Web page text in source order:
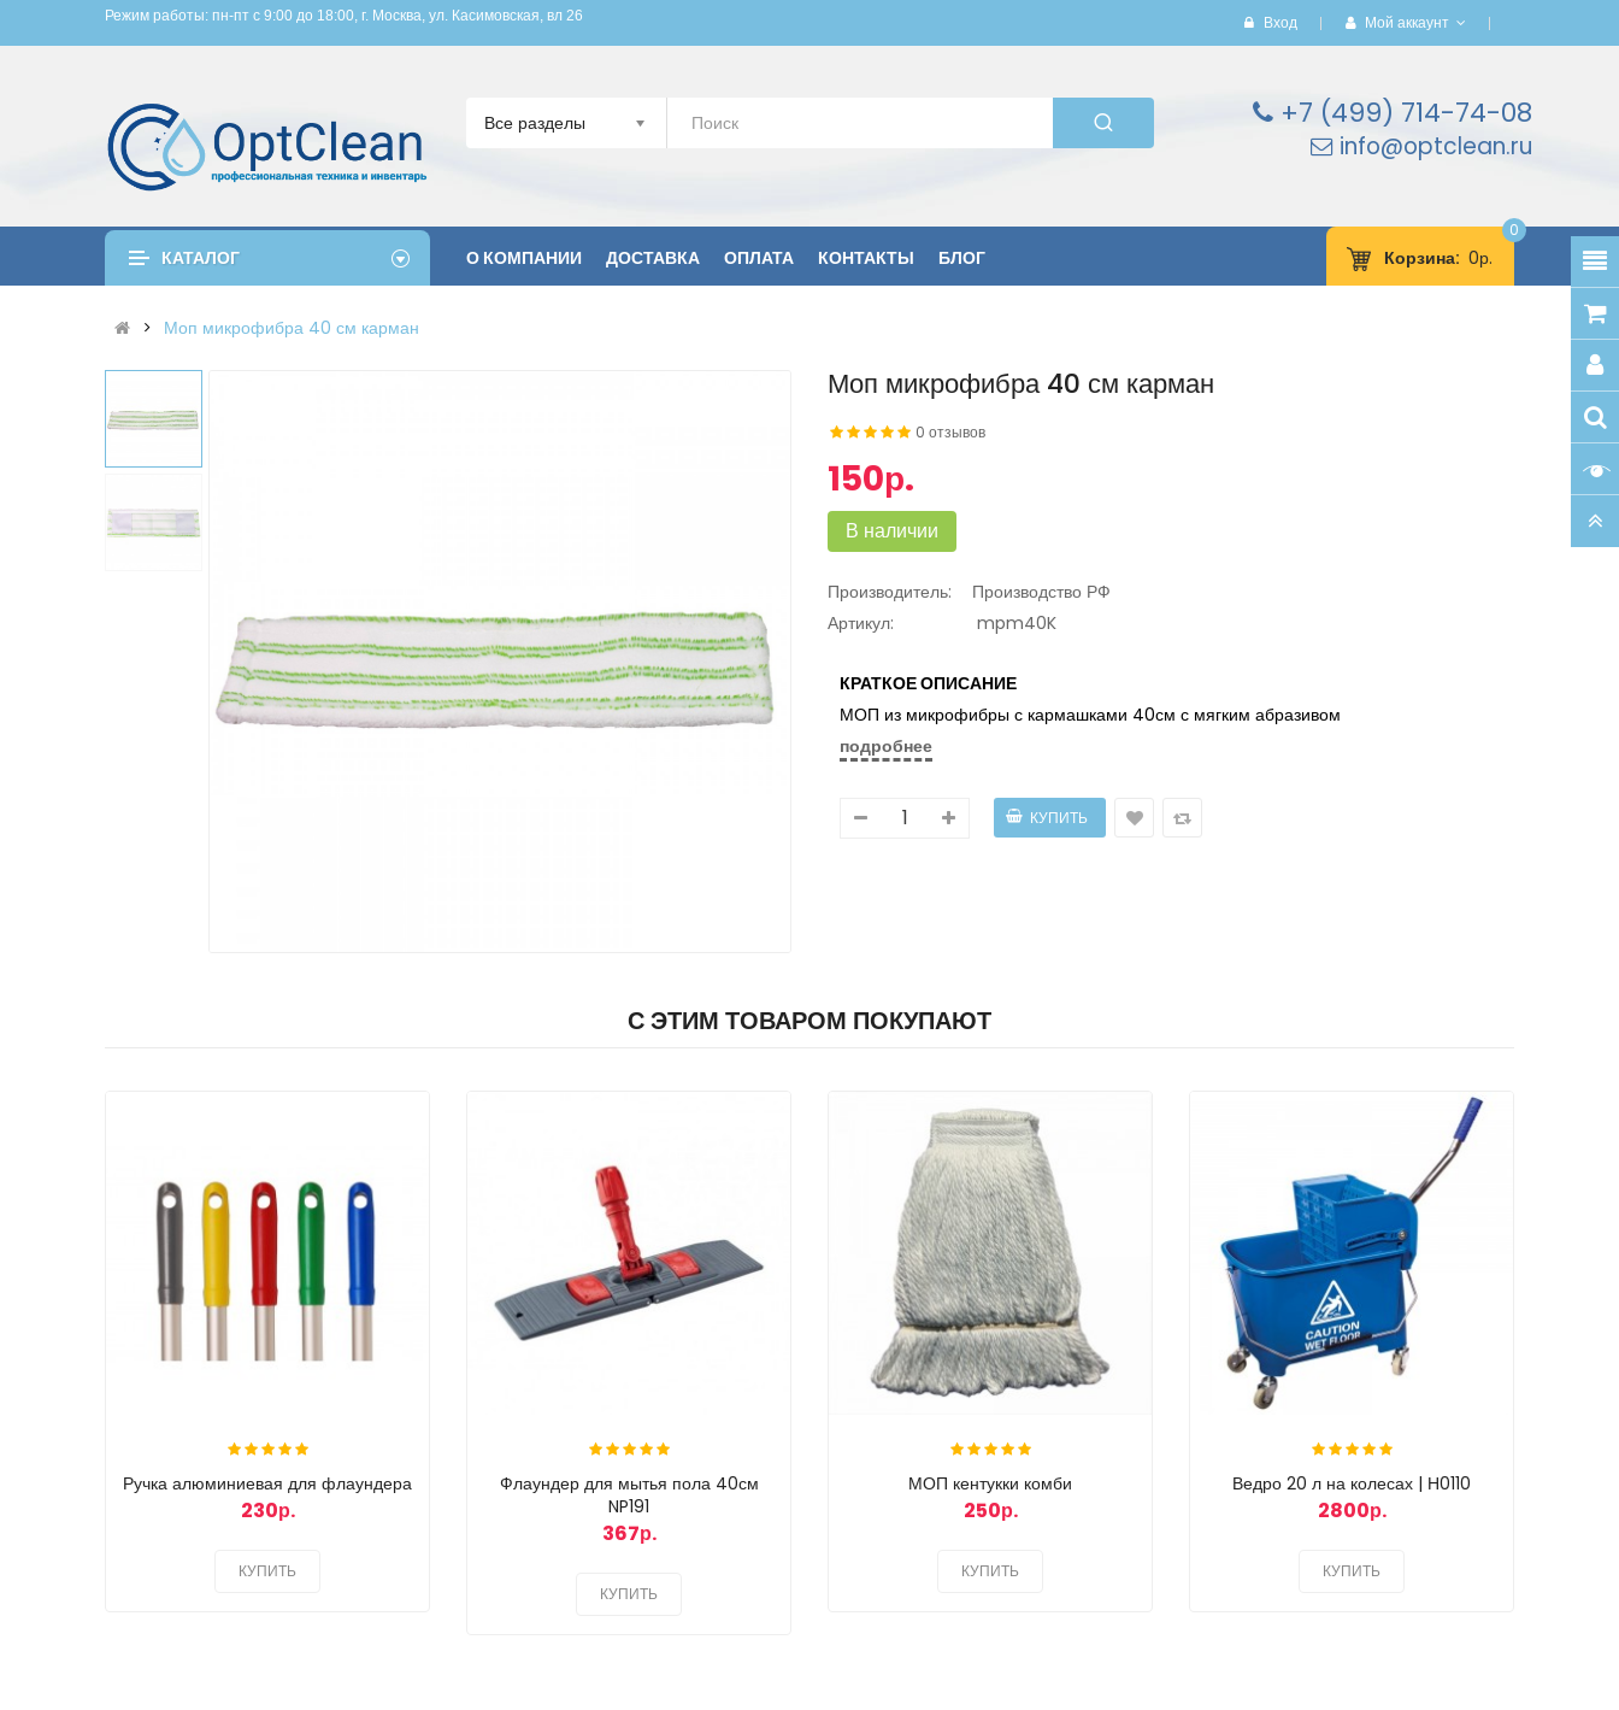
Режим работы: пн-пт с 9:00 до 18:00, г. Москва, ул. Касимовская, вл 26 Вход Мой аккаунт
Все разделы +7 (499) 714-74-08
info@optclean.ru
КАТАЛОГ О КОМПАНИИ ДОСТАВКА ОПЛАТА КОНТАКТЫ БЛОГ Корзина
0
0р.
Моп микрофибра 40 см карман
Моп микрофибра 40 см карман
0 отзывов
150р.
В наличии
Производитель:
Производство РФ
Артикул:
mpm40K
КРАТКОЕ ОПИСАНИЕ
МОП из микрофибры с кармашками 40см с мягким абразивом
подробнее
С ЭТИМ ТОВАРОМ ПОКУПАЮТ
Ручка алюминиевая для флаундера
230р.
КУПИТЬ
Флаундер для мытья пола 40см
NP191
367р.
КУПИТЬ
МОП кентукки комби
250р.
КУПИТЬ
Ведро 20 л на колесах | Н0110
2800р.
КУПИТЬ